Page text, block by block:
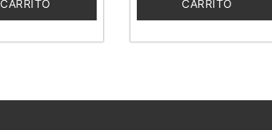
CARRITO
CARRITO